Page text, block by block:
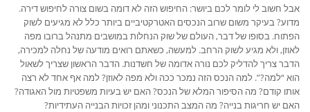
אבל חשוב לי לומר לכם ביושר: החיפוש הזה לא דומה בשום צורה לחיפוש דירה.
מדוע? בעיקר משום שרוב הנכסים האטרקטיביים ביותר כלל לא מגיעים לשוק
הפתוח. בסופו של דבר, העולם של שוק הנחלות במושבים מתנהל ברובו מפה
לאוזן, ולא מגיע לשוק הרחב. למעשה, כשאתם רואים מודעה של נחלה למכירה,
הדבר צריך להדליק לכם נורה אדומה של חשדנות. הדבר הראשון שצריך לשאול
הוא “למה?”. למה הנכס הזה נמכר ככה ולא מפה לאוזן? למה אף אחד לא רצה
אותו קודם? מה הסיפור המלא של הנכס? האם יש בעיות משפטיות מול האגודה?
האם יש חריגות בנייה? מה המצב התכנוני ומהן זכויות הבנייה העתידיות?